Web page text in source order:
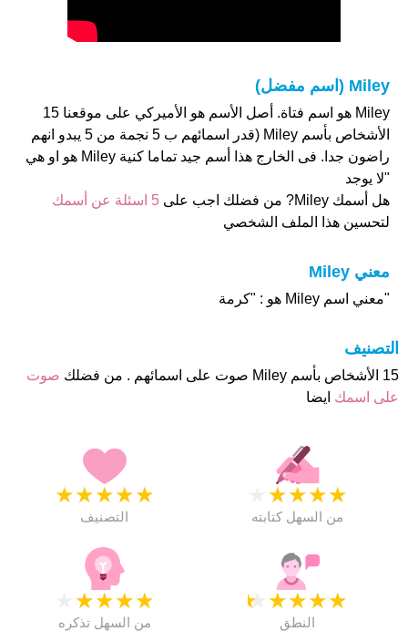
Miley (اسم مفضل)
Miley هو اسم فتاة. أصل الأسم هو الأميركي على موقعنا 15
الأشخاص بأسم Miley (قدر اسمائهم ب 5 نجمة من 5 يبدو انهم
راضون جدا. فى الخارج هذا أسم جيد تماما كنية Miley هو او هي
"لا يوجد
هل أسمك Miley? من فضلك اجب على
5 اسئلة عن أسمك
لتحسين هذا الملف الشخصي
معني Miley
"معني اسم Miley هو : "كرمة
التصنيف
15 الأشخاص بأسم Miley صوت على اسمائهم . من فضلك
صوت
على اسمك ايضا
★
★
★
★
★
التصنيف
★
★
★
★
من السهل كتابته
★
★
★
★
من السهل تذكره
★
★
★
★
★
النطق